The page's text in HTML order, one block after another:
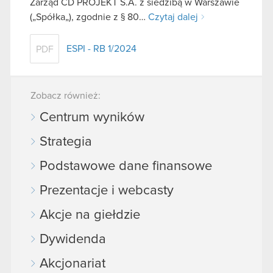
Zarząd CD PROJEKT S.A. z siedzibą w Warszawie
(„Spółka„), zgodnie z § 80… Czytaj dalej
PDF ESPI - RB 1/2024
Zobacz również:
Centrum wyników
Strategia
Podstawowe dane finansowe
Prezentacje i webcasty
Akcje na giełdzie
Dywidenda
Akcjonariat